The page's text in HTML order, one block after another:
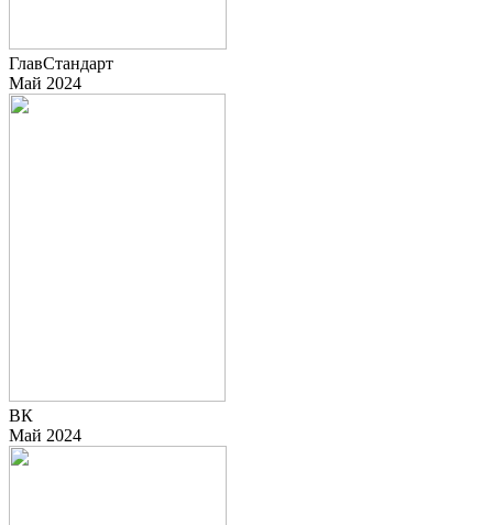
ГлавСтандарт
Май 2024
ВК
Май 2024